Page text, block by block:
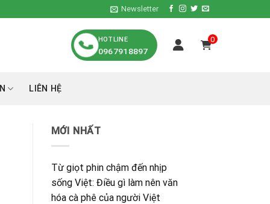
Newsletter
HOTLINE
0967918897
0
LIÊN HỆ
MỚI NHẤT
Từ giọt phin chậm đến nhịp
sống Việt: Điều gì làm nên văn
hóa cà phê của người Việt